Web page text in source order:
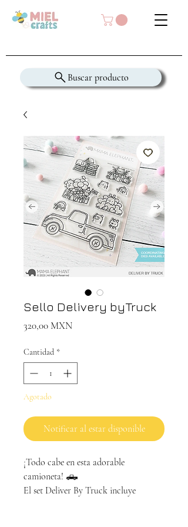
Buscar producto
Sello Delivery byTruck
320,00 MXNPrecio
Cantidad *
Agotado
Notificar al estar disponible
¡Todo cabe en esta adorable
camioneta! 🛻
El set Deliver By Truck incluye